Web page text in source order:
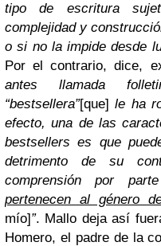
tipo de escritura
complejidad y
o si no la impide desde
Por el contrario, dice,
antes llamada
“bestsellera”[que] le ha
efecto, una de las
bestsellers es que
detrimento de su
comprensión por
pertenecen al género
mío]”. Mallo deja así
Homero, el padre de la